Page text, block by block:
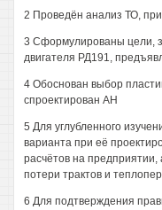
2 Проведён анализ ТО,
3 Сформулированы цели,
двигателя РД191,
4 Обоснован выбор
спроектирован АН
5 Для углубленного
варианта при её
расчётов на предприятии,
потери трактов и
6 Для подтверждения